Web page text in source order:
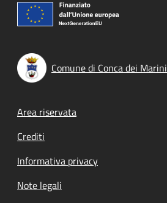
Comune di Conca dei Marini
Footer menu
Area riservata
Crediti
Informativa privacy
Note legali